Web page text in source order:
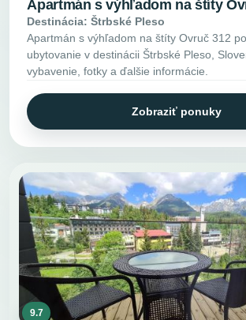
Apartmán s výhľadom na štíty
Destinácia: Štrbské Pleso
Apartmán s výhľadom na štíty Ovruč 312
ubytovanie v destinácii Štrbské Pleso,
vybavenie, fotky a ďalšie informácie.
Zobraziť ponuky
9.7